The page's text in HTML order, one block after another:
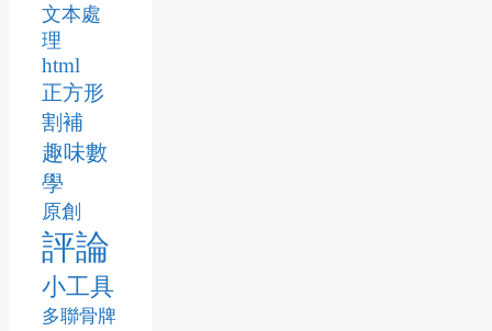
文本處
理
html
正方形
割補
趣味數
學
原創
評論
小工具
多聯骨牌